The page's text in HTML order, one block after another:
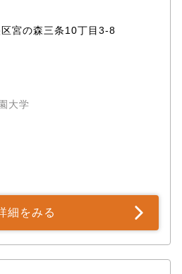
宮の森三条10丁目3-8
大学
細をみる